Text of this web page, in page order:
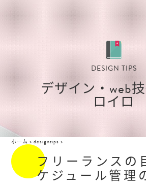
DESIGN TIPS
デザイン・web
ロイロ
ホーム >designtips >
フリーランスの
ケジュール管理